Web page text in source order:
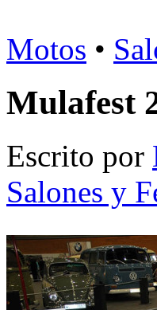
Motos •
Mulafest
Escrito por
Salones y